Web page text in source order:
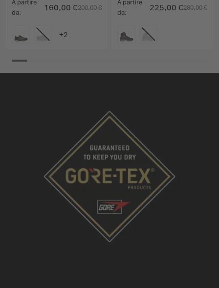
A partire
da
160,00 €200,00 €
A partire
da
225,00 €280,00 €